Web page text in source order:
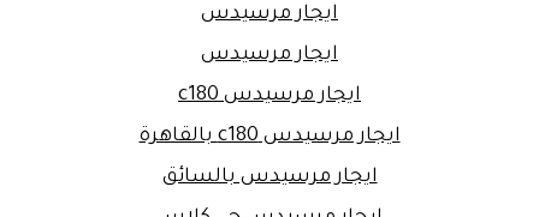
ايجار مرسيدس
ايجار مرسيدس
ايجار مرسيدس c180
ايجار مرسيدس c180 بالقاهرة
ايجار مرسيدس بالسائق